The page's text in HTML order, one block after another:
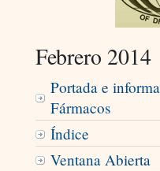
Febrero 2014
Portada e
Fármacos
Índice
Ventana Abierta